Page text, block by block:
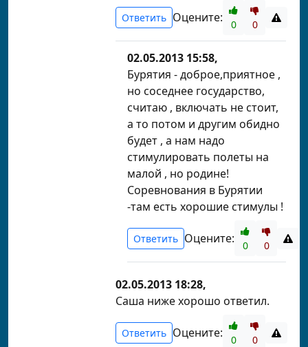
Ответить Оцените: 0 0
02.05.2013 15:58,
Бурятия - доброе,приятное ,
но соседнее государство,
считаю , включать не стоит,
а то потом и другим обидно
будет , а нам надо
стимулировать полеты на
малой , но родине!
Соревнования в Бурятии
-там есть хорошие стимулы !
Ответить Оцените: 0 0
02.05.2013 18:28,
Саша ниже хорошо ответил.
Ответить Оцените: 0 0